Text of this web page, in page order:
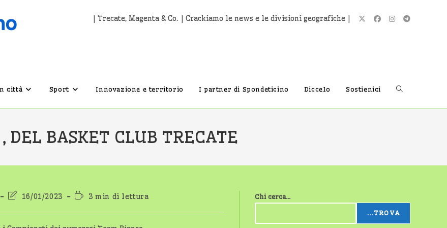
| Trecate, Magenta & Co. | Crackiamo le news e le divisioni geografiche |
città Sport Innovazione e territorio I partner di Spondeticino Diccelo Sostienici Attiva/
ricerca
sul
DEL BASKET CLUB TRECATE
Ultima
dell'articolo:
16/01/2023
Tempo
lettura:
3 min di lettura Chi cerca...
...TROVA